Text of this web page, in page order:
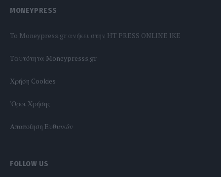
MONEYPRESS
To Moneypress.gr ανήκει στην HT PRESS ONLINE IKE
Tαυτότητα Moneypresss.gr
Χρήση Cookies
'Οροι Χρήσης
Αποποίηση Ευθυνών
FOLLOW US